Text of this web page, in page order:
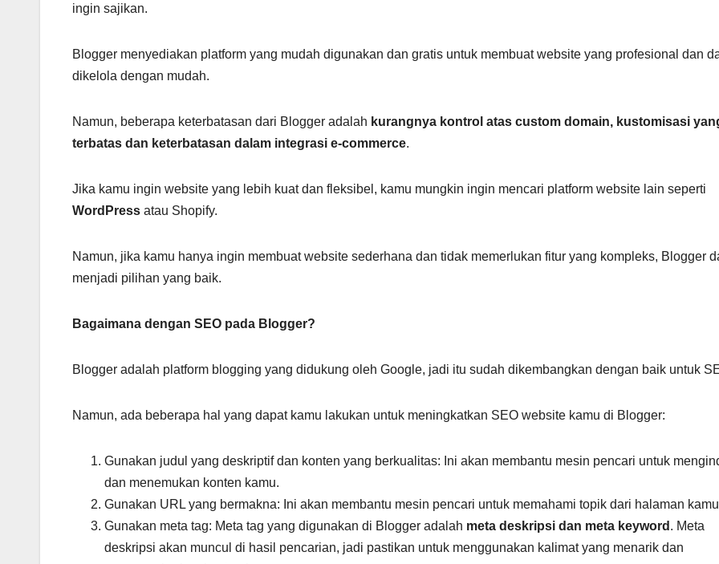
ingin sajikan.
Blogger menyediakan platform yang mudah digunakan dan gratis untuk membuat website yang profesional dan
dikelola dengan mudah.
Namun, beberapa keterbatasan dari Blogger adalah kurangnya kontrol atas custom domain, kustomisasi
terbatas dan keterbatasan dalam integrasi e-commerce.
Jika kamu ingin website yang lebih kuat dan fleksibel, kamu mungkin ingin mencari platform website lain seperti
WordPress atau Shopify.
Namun, jika kamu hanya ingin membuat website sederhana dan tidak memerlukan fitur yang kompleks, Blogger
menjadi pilihan yang baik.
Bagaimana dengan SEO pada Blogger?
Blogger adalah platform blogging yang didukung oleh Google, jadi itu sudah dikembangkan dengan baik untuk
Namun, ada beberapa hal yang dapat kamu lakukan untuk meningkatkan SEO website kamu di Blogger:
Gunakan judul yang deskriptif dan konten yang berkualitas: Ini akan membantu mesin pencari untuk
dan menemukan konten kamu.
Gunakan URL yang bermakna: Ini akan membantu mesin pencari untuk memahami topik dari halaman
Gunakan meta tag: Meta tag yang digunakan di Blogger adalah meta deskripsi dan meta keyword . Meta
deskripsi akan muncul di hasil pencarian, jadi pastikan untuk menggunakan kalimat yang menarik dan